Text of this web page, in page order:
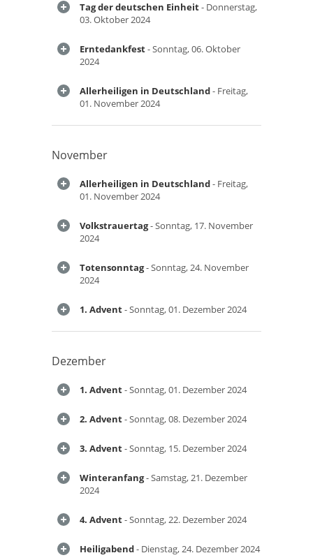
Tag der deutschen Einheit- Donnerstag,
03. Oktober 2024
Erntedankfest- Sonntag, 06. Oktober
2024
Allerheiligen in Deutschland- Freitag,
01. November 2024
November
Allerheiligen in Deutschland- Freitag,
01. November 2024
Volkstrauertag- Sonntag, 17. November
2024
Totensonntag- Sonntag, 24. November
2024
1. Advent- Sonntag, 01. Dezember 2024
Dezember
1. Advent- Sonntag, 01. Dezember 2024
2. Advent- Sonntag, 08. Dezember 2024
3. Advent- Sonntag, 15. Dezember 2024
Winteranfang- Samstag, 21. Dezember
2024
4. Advent- Sonntag, 22. Dezember 2024
Heiligabend- Dienstag, 24. Dezember 2024